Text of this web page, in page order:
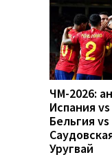
ЧМ-2026:
Испания
Бельгия
Уругвай